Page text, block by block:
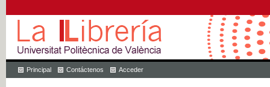
Principal Contáctenos Acceder